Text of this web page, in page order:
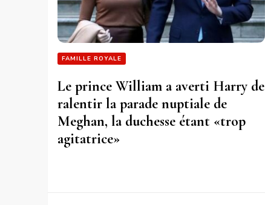
FAMILLE ROYALE
Le prince William a averti Harry de
ralentir la parade nuptiale de
Meghan, la duchesse étant «trop
agitatrice»